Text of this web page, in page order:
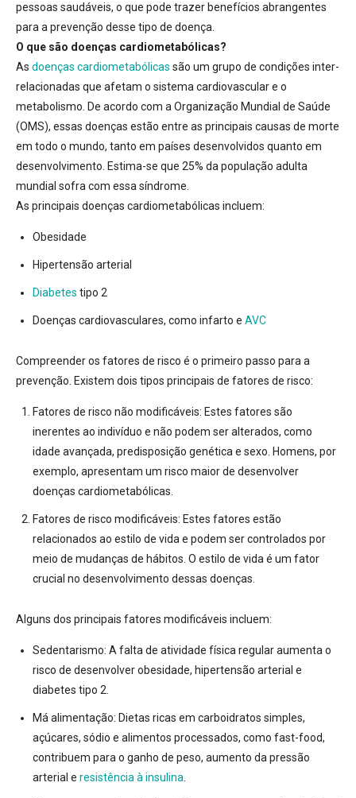
pessoas saudáveis, o que pode trazer benefícios abrangentes
para a prevenção desse tipo de doença.
O que são doenças cardiometabólicas?
As doenças cardiometabólicas são um grupo de condições inter-
relacionadas que afetam o sistema cardiovascular e o
metabolismo. De acordo com a Organização Mundial de Saúde
(OMS), essas doenças estão entre as principais causas de morte
em todo o mundo, tanto em países desenvolvidos quanto em
desenvolvimento. Estima-se que 25% da população adulta
mundial sofra com essa síndrome.
As principais doenças cardiometabólicas incluem:
Obesidade
Hipertensão arterial
Diabetes tipo 2
Doenças cardiovasculares, como infarto e AVC
Compreender os fatores de risco é o primeiro passo para a
prevenção. Existem dois tipos principais de fatores de risco:
Fatores de risco não modificáveis: Estes fatores são
inerentes ao indivíduo e não podem ser alterados, como
idade avançada, predisposição genética e sexo. Homens, por
exemplo, apresentam um risco maior de desenvolver
doenças cardiometabólicas.
Fatores de risco modificáveis: Estes fatores estão
relacionados ao estilo de vida e podem ser controlados por
meio de mudanças de hábitos. O estilo de vida é um fator
crucial no desenvolvimento dessas doenças.
Alguns dos principais fatores modificáveis incluem:
Sedentarismo: A falta de atividade física regular aumenta o
risco de desenvolver obesidade, hipertensão arterial e
diabetes tipo 2.
Má alimentação: Dietas ricas em carboidratos simples,
açúcares, sódio e alimentos processados, como fast-food,
contribuem para o ganho de peso, aumento da pressão
arterial e resistência à insulina.